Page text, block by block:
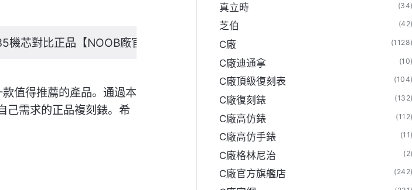
芯對比正品【NOOB廠官方旗艦店】
值得推薦的產品。通過本
己需求的正品複刻錶。希
真立時
芝伯
C廠
C廠迪通拿
C廠頂級復刻表
C廠復刻錶
C廠高仿錶
C廠高仿手錶
C廠格林尼治
C廠官方旗艦店